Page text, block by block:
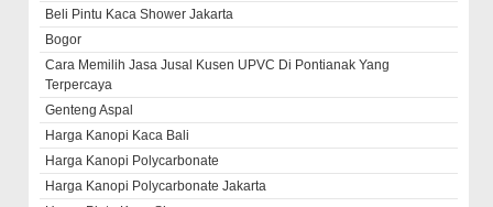
Beli Pintu Kaca Shower Jakarta
Bogor
Cara Memilih Jasa Jusal Kusen UPVC Di Pontianak Yang
Terpercaya
Genteng Aspal
Harga Kanopi Kaca Bali
Harga Kanopi Polycarbonate
Harga Kanopi Polycarbonate Jakarta